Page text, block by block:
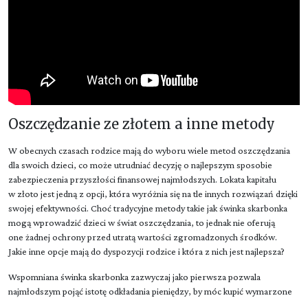
Oszczędzanie ze złotem a inne metody
W obecnych czasach rodzice mają do wyboru wiele metod oszczędzania
dla swoich dzieci, co może utrudniać decyzję o najlepszym sposobie
zabezpieczenia przyszłości finansowej najmłodszych. Lokata kapitału
w złoto jest jedną z opcji, która wyróżnia się na tle innych rozwiązań dzięki
swojej efektywności. Choć tradycyjne metody takie jak świnka skarbonka
mogą wprowadzić dzieci w świat oszczędzania, to jednak nie oferują
one żadnej ochrony przed utratą wartości zgromadzonych środków.
Jakie inne opcje mają do dyspozycji rodzice i która z nich jest najlepsza?
Wspomniana świnka skarbonka zazwyczaj jako pierwsza pozwala
najmłodszym pojąć istotę odkładania pieniędzy, by móc kupić wymarzone